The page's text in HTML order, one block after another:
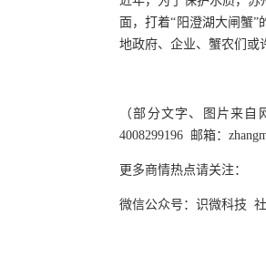
面，打着“阳澄湖大闸蟹
地政府、企业、蟹农们
（部分文字、图片来
4008299196 邮箱：
更多商情热点请关注：
微信公众号：识微科技 社